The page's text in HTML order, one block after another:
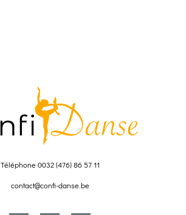
Téléphone 0032 (476) 86 57 11
contact@confi-danse.be